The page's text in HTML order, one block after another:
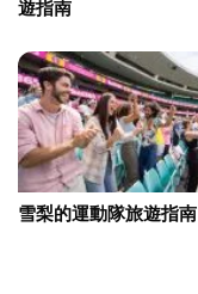
遊指南
雪梨的運動隊旅遊指南